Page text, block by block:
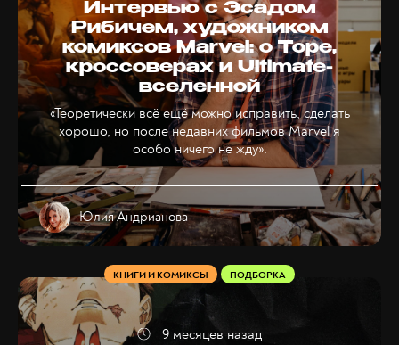
Интервью с Эсадом
Рибичем, художником
комиксов Marvel: о Торе,
кроссоверах и Ultimate-
вселенной
«Теоретически всё ещё можно исправить, сделать
хорошо, но после недавних фильмов Marvel я
особо ничего не жду».
Юлия Андрианова
КНИГИ И КОМИКСЫ ПОДБОРКА
9 месяцев назад